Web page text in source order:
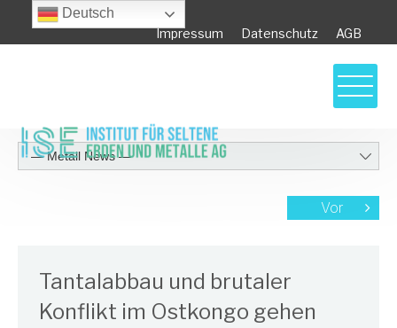
Impressum Datenschutz AGB
Vor
Tantalabbau und brutaler
Konflikt im Ostkongo gehen
Deutsch